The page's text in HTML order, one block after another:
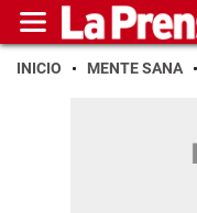
INICIO MENTE SANA